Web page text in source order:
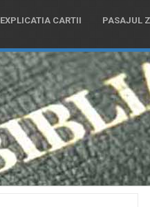
EXPLICATIA CARTII PASAJUL